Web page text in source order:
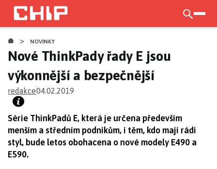
Přejít
hlavnímu
obsahu
> NOVINKY
Nové ThinkPady řady E jsou
výkonnější a bezpečnější
redakce04.02.2019
Série ThinkPadů E, která je určena především
menším a středním podnikům, i těm, kdo mají rádi
styl, bude letos obohacena o nové modely E490 a
E590.